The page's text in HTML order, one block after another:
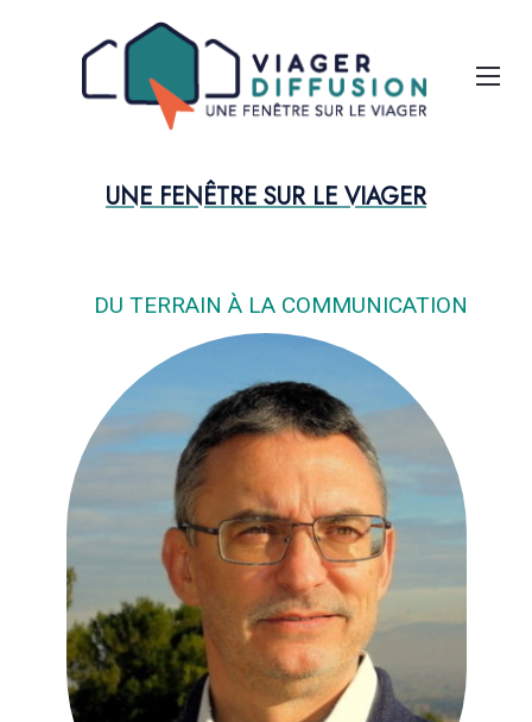
Qui sommes-nous par Viager Diffusion
UNE FENÊTRE SUR LE VIAGER
DU TERRAIN À LA COMMUNICATION